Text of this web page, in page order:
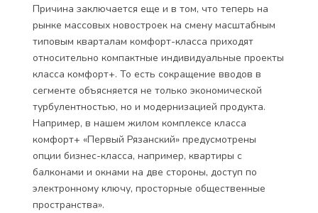
Причина заключается еще и в том, что теперь на
рынке массовых новостроек на смену масштабным
типовым кварталам комфорт-класса приходят
относительно компактные индивидуальные проекты
класса комфорт+. То есть сокращение вводов в
сегменте объясняется не только экономической
турбулентностью, но и модернизацией продукта.
Например, в нашем жилом комплексе класса
комфорт+ «Первый Рязанский» предусмотрены
опции бизнес-класса, например, квартиры с
балконами и окнами на две стороны, доступ по
электронному ключу, просторные общественные
пространства».